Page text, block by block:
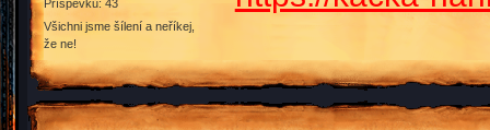
Příspěvků: 43
Všichni jsme šílení a neříkej,
že ne!